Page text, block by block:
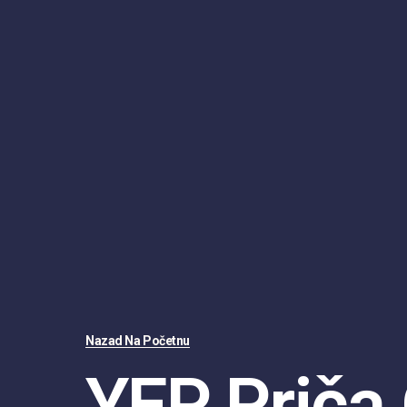
Nazad Na Početnu